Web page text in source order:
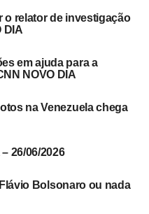
o relator de investigação
DIA
em ajuda para a
NOVO DIA
na Venezuela chega
26/06/2026
Bolsonaro ou nada